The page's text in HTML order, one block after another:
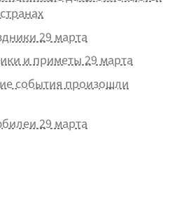
29 марта
и приметы 29 марта
события произошли
29 марта